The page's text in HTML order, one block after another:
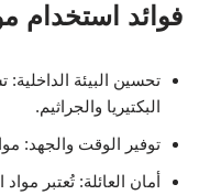
فوائد استخدام
تحسين البيئة
البكتيريا والجراثيم.
توفير الوقت والجهد:
أمان العائلة: تُعتبر